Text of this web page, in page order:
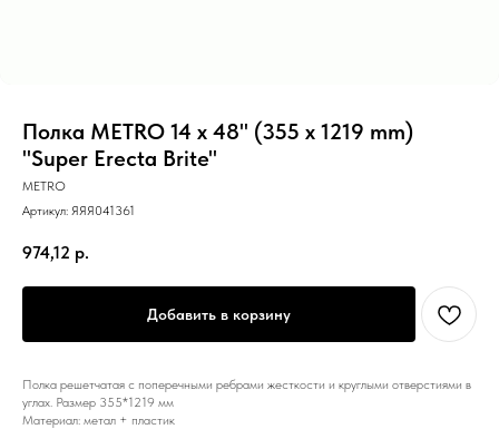
Полка METRO 14 х 48" (355 х 1219 mm)
"Super Erecta Brite"
METRO
Артикул: ЯЯЯ041361
974,12 р.
Добавить в корзину
Полка решетчатая с поперечными ребрами жесткости и круглыми отверстиями в
углах. Размер 355*1219 мм
Материал: метал + пластик